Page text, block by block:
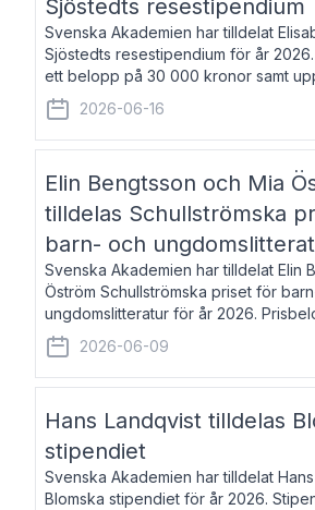
Sjöstedts resestipendium
Svenska Akademien har tilldelat
Sjöstedts resestipendium för år
ett belopp på 30 000 kronor samt
fri vistelse i Akademiens lägenhet i
Åsbrink, född 1965 oc
2026-06-16
Elin Bengtsson och Mia
tilldelas Schullströmska
barn- och
Svenska Akademien har tilldelat Elin
Öström Schullströmska priset för
ungdomslitteratur för år 2026.
kronor vardera. Elin Bengtsson, född
och forskare i genusvetenskap.
2026-06-09
Hans Landqvist tilldelas
stipendiet
Svenska Akademien har tilldelat
Blomska stipendiet för år 2026.